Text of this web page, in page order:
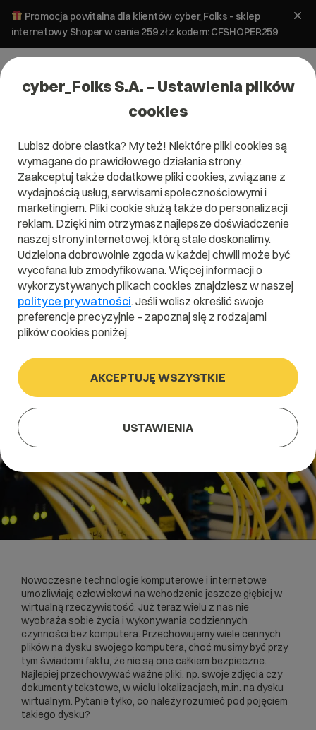
Promocja powitalna dla klientów cyber_Folks - sklep
internetowy Shoper w cenie 259 zł z kodem: CFSHOPER259
Hosting
Czym jest dysk wirtualny?
25 sierpnia 2020 ok.2min
Nowoczesne technologie komputerowe i internetowe
umożliwiają człowiekowi na wchodzenie jeszcze głębiej w
wirtualną rzeczywistość. Już teraz wielu z nas nie
wyobraża sobie życia i wykonywania codziennych
czynności bez komputera. Przechowujemy wiele cennych
plików na dysku swojego komputera, choć musimy być przy
tym świadomi faktu, że nie są one całkiem bezpieczne.
Najlepiej przechowywać ważne pliki, np. swoje zdjęcia czy
dokumenty tekstowe, w wielu lokalizacjach, m.in. na dysku
wirtualnym. Pytanie tylko, co należy rozumieć pod pojęciem
takiego dysku?
cyber_Folks S.A. – Ustawienia plików
cookies
Lubisz dobre ciastka? My też! Niektóre pliki cookies są
wymagane do prawidłowego działania strony.
Zaakceptuj także dodatkowe pliki cookies, związane z
wydajnością usług, serwisami społecznościowymi i
marketingiem. Pliki cookie służą także do personalizacji
reklam. Dzięki nim otrzymasz najlepsze doświadczenie
naszej strony internetowej, którą stale doskonalimy.
Udzielona dobrowolnie zgoda w każdej chwili może być
wycofana lub zmodyfikowana. Więcej informacji o
wykorzystywanych plikach cookies znajdziesz w naszej
polityce prywatności. Jeśli wolisz określić swoje
preferencje precyzyjnie – zapoznaj się z rodzajami
plików cookies poniżej.
AKCEPTUJĘ WSZYSTKIE
USTAWIENIA